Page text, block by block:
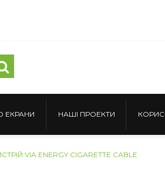
ЕКРАНИ НАШІ ПРОЕКТИ
VIA ENERGY CIGARETTE САBLЕ